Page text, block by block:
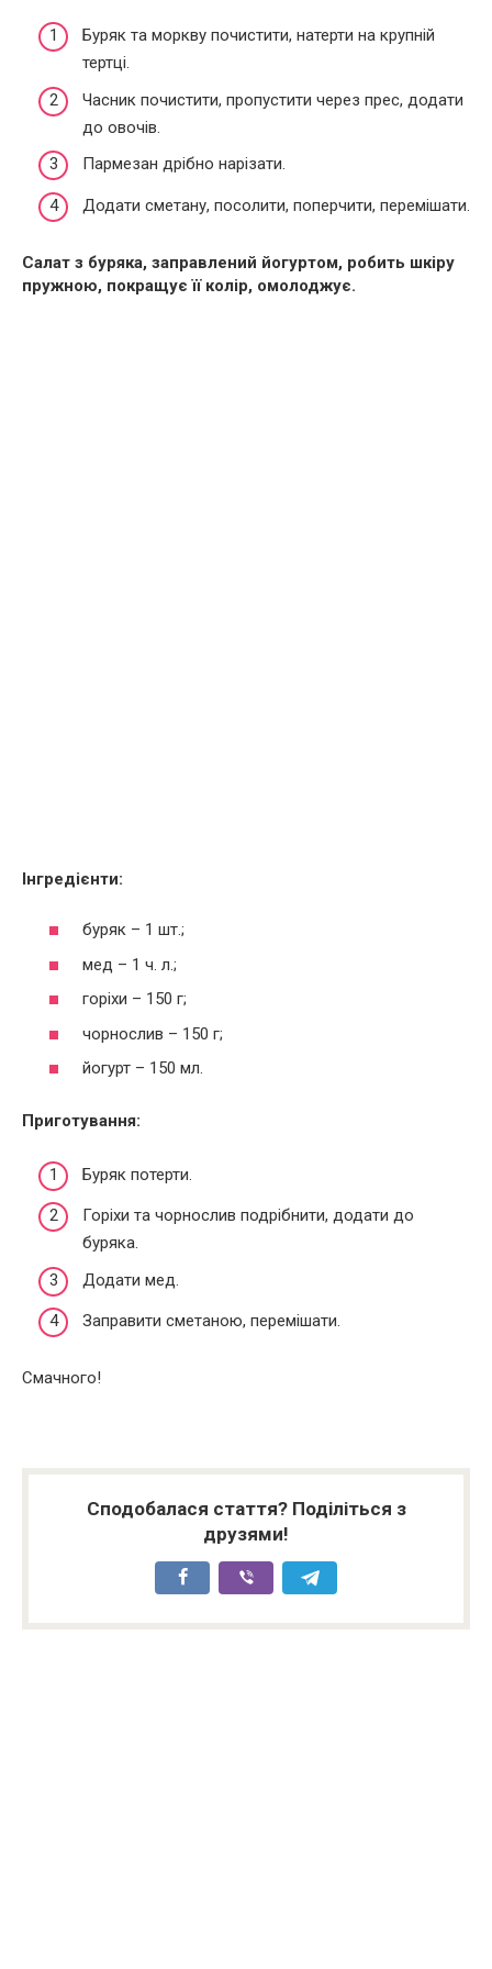
Буряк та моркву почистити, натерти на крупній
тертці.
Часник почистити, пропустити через прес, додати
до овочів.
Пармезан дрібно нарізати.
Додати сметану, посолити, поперчити, перемішати.
Салат з буряка, заправлений йогуртом, робить шкіру
пружною, покращує її колір, омолоджує.
Інгредієнти:
буряк – 1 шт.;
мед – 1 ч. л.;
горіхи – 150 г;
чорнослив – 150 г;
йогурт – 150 мл.
Приготування:
Буряк потерти.
Горіхи та чорнослив подрібнити, додати до
буряка.
Додати мед.
Заправити сметаною, перемішати.
Смачного!
Сподобалася стаття? Поділіться з
друзями!